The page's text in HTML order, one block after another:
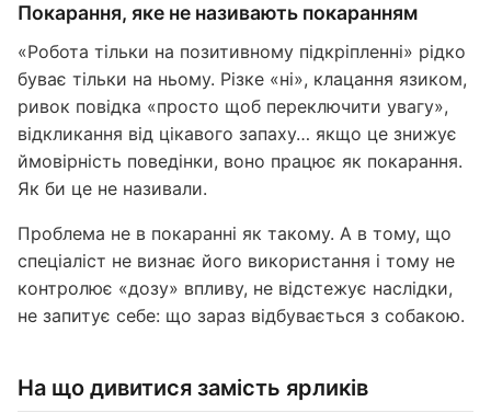
Покарання, яке не називають покаранням
«Робота тільки на позитивному підкріпленні» рідко
буває тільки на ньому. Різке «ні», клацання язиком,
ривок повідка «просто щоб переключити увагу»,
відкликання від цікавого запаху… якщо це знижує
ймовірність поведінки, воно працює як покарання.
Як би це не називали.
Проблема не в покаранні як такому. А в тому, що
спеціаліст не визнає його використання і тому не
контролює «дозу» впливу, не відстежує наслідки,
не запитує себе: що зараз відбувається з собакою.
На що дивитися замість ярликів